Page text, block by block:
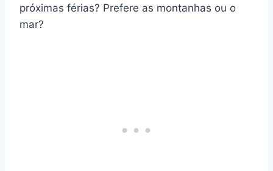
próximas férias? Prefere as montanhas ou o
mar?